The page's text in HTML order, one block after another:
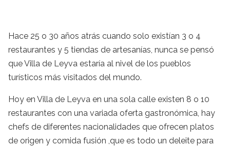
Hace 25 o 30 años atrás cuando solo existían 3 o 4
restaurantes y 5 tiendas de artesanías, nunca se pensó
que Villa de Leyva estaría al nivel de los pueblos
turísticos más visitados del mundo.
Hoy en Villa de Leyva en una sola calle existen 8 o 10
restaurantes con una variada oferta gastronómica, hay
chefs de diferentes nacionalidades que ofrecen platos
de origen y comida fusión ,que es todo un deleite para